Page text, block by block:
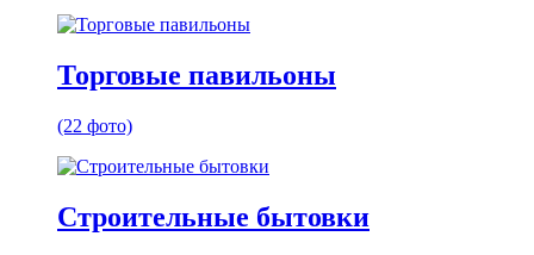
Торговые павильоны
(22 фото)
Строительные бытовки